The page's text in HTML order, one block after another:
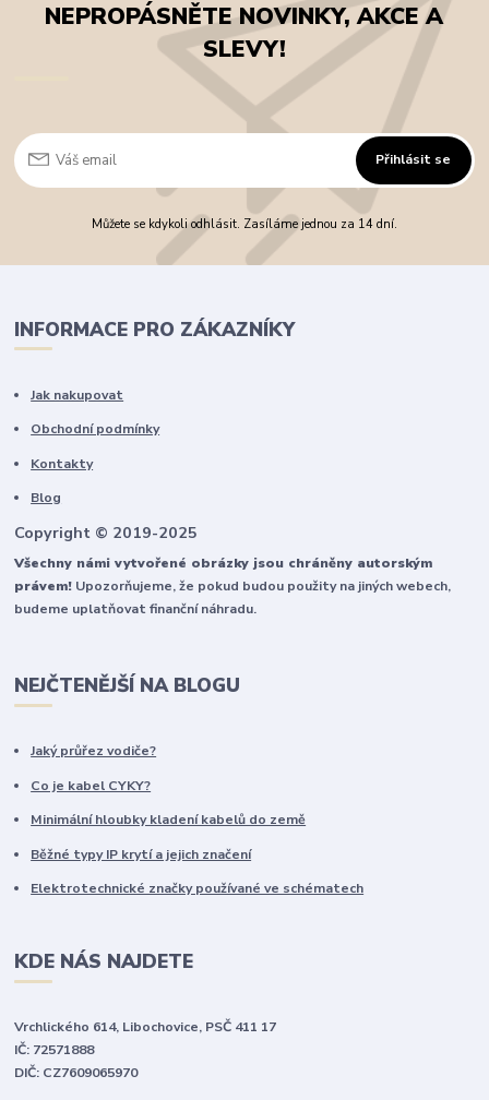
NEPROPÁSNĚTE NOVINKY, AKCE A
SLEVY!
Přihlásit se
Můžete se kdykoli odhlásit. Zasíláme jednou za 14 dní.
INFORMACE PRO ZÁKAZNÍKY
Jak nakupovat
Obchodní podmínky
Kontakty
Blog
Copyright © 2019-2025
Všechny námi vytvořené obrázky jsou chráněny autorským
právem! Upozorňujeme, že pokud budou použity na jiných webech,
budeme uplatňovat finanční náhradu.
NEJČTENĚJŠÍ NA BLOGU
Jaký průřez vodiče?
Co je kabel CYKY?
Minimální hloubky kladení kabelů do země
Běžné typy IP krytí a jejich značení
Elektrotechnické značky používané ve schématech
KDE NÁS NAJDETE
Vrchlického 614, Libochovice, PSČ 411 17
IČ: 72571888
DIČ: CZ7609065970